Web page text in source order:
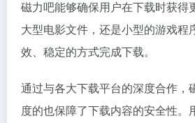
磁力吧能够确保用户在下载时获得
大型电影文件，还是小型的游戏程
效、稳定的方式完成下载。
通过与各大下载平台的深度合作，
度的也保障了下载内容的安全性。